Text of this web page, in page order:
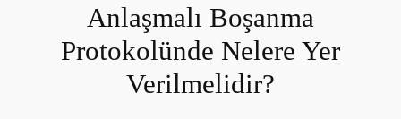
Anlaşmalı Boşanma
Protokolünde Nelere Yer
Verilmelidir?